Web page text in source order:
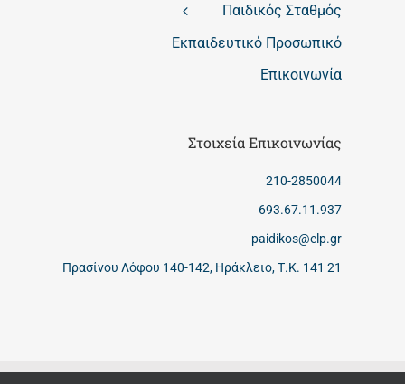
Παιδικός Σταθμός
Εκπαιδευτικό Προσωπικό
Επικοινωνία
Στοιχεία Επικοινωνίας
210-2850044
693.67.11.937
paidikos@elp.gr
Πρασίνου Λόφου 140-142, Ηράκλειο, Τ.Κ. 141 21